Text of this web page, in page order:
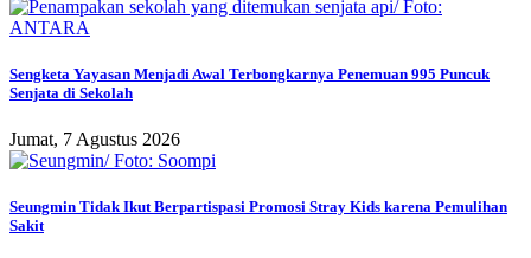
Sengketa Yayasan Menjadi Awal Terbongkarnya Penemuan 995 Puncuk
Senjata di Sekolah
Jumat, 7 Agustus 2026
Seungmin Tidak Ikut Berpartispasi Promosi Stray Kids karena Pemulihan
Sakit